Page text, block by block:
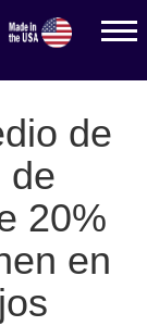
de
de
20%
en